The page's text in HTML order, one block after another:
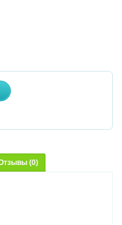
(0)